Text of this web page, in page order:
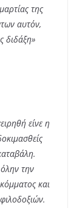
της
αυτόν,
διδάξη»
είνε η
την
και